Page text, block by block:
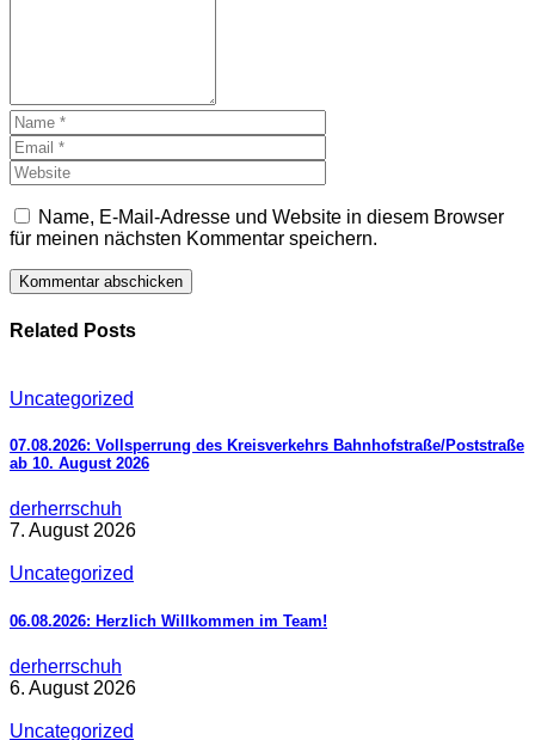
Name, E-Mail-Adresse und Website in diesem Browser
für meinen nächsten Kommentar speichern.
Related Posts
Uncategorized
07.08.2026: Vollsperrung des Kreisverkehrs Bahnhofstraße/Poststraße
ab 10. August 2026
derherrschuh
7. August 2026
Uncategorized
06.08.2026: Herzlich Willkommen im Team!
derherrschuh
6. August 2026
Uncategorized